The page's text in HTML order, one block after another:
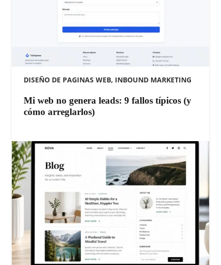
DISEÑO DE PAGINAS WEB, INBOUND MARKETING
Mi web no genera leads: 9 fallos típicos (y
cómo arreglarlos)